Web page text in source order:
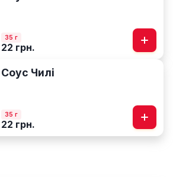
35 г
22 грн.
Соус Чилі
35 г
22 грн.